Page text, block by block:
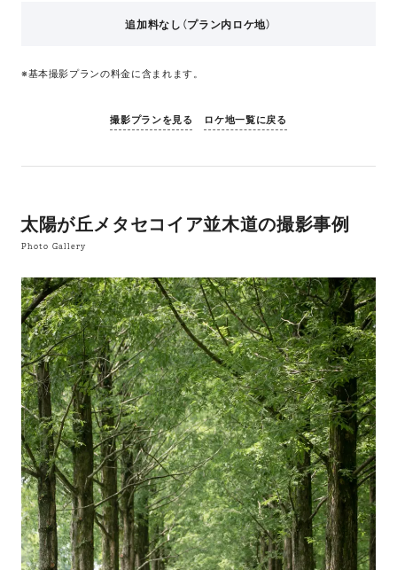
追加料なし（プラン内ロケ地）
※基本撮影プランの料金に含まれます。
撮影プランを見る ロケ地一覧に戻る
太陽が丘メタセコイア並木道の撮影事例
Photo Gallery